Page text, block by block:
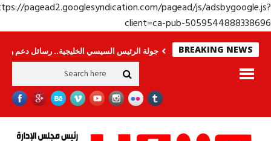
https://pagead2.googlesyndication.com/pagead/js/
client=ca-pub-
BREAKING NEWS
وحراس لا ينامون جولة الرئيس السيسي الخليجية.. رسائل دعم وتضامن